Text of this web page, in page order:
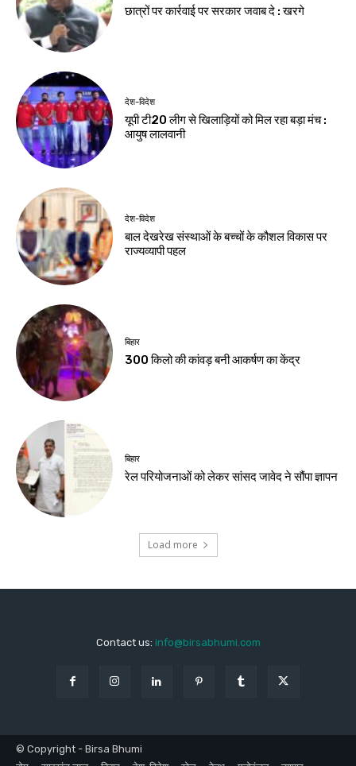
छात्रों पर कार्रवाई पर सरकार जवाब दे : खरगे
देश-विदेश
यूपी टी20 लीग से खिलाड़ियों को मिल रहा बड़ा मंच :
आयुष लालवानी
देश-विदेश
बाल देखरेख संस्थाओं के बच्चों के कौशल विकास पर
राज्यव्यापी पहल
बिहार
300 किलो की कांवड़ बनी आकर्षण का केंद्र
बिहार
रेल परियोजनाओं को लेकर सांसद जावेद ने सौंपा ज्ञापन
Load more
Contact us: info@birsabhumi.com
© Copyright - Birsa Bhumi